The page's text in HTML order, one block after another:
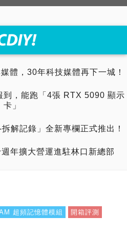
體，30年科技媒體再下一城！
到，能跑「4張 RTX 5090 顯示
卡」
解記錄」全新專欄正式推出！
年擴大營運進駐林口新總部
超頻記憶體模組
開箱評測